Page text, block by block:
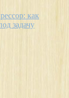
как
задачу